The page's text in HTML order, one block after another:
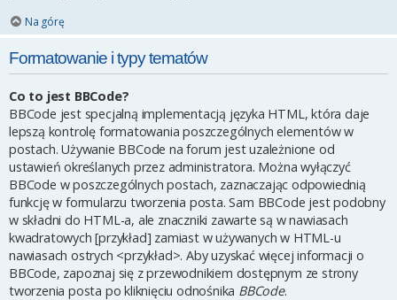
Na górę
Formatowanie i typy tematów
Co to jest BBCode?
BBCode jest specjalną implementacją języka HTML, która daje
lepszą kontrolę formatowania poszczególnych elementów w
postach. Używanie BBCode na forum jest uzależnione od
ustawień określanych przez administratora. Można wyłączyć
BBCode w poszczególnych postach, zaznaczając odpowiednią
funkcję w formularzu tworzenia posta. Sam BBCode jest podobny
w składni do HTML-a, ale znaczniki zawarte są w nawiasach
kwadratowych [przykład] zamiast w używanych w HTML-u
nawiasach ostrych <przykład>. Aby uzyskać więcej informacji o
BBCode, zapoznaj się z przewodnikiem dostępnym ze strony
tworzenia posta po kliknięciu odnośnika BBCode.